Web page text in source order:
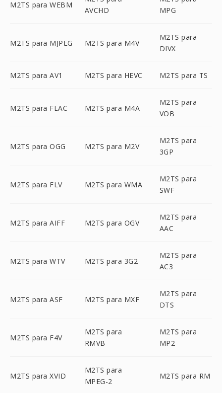
M2TS para WEBM
AVCHD
MPG
M2TS para MJPEG M2TS para M4V
M2TS para
DIVX
M2TS para AV1 M2TS para HEVC M2TS para TS
M2TS para FLAC M2TS para M4A
M2TS para
VOB
M2TS para OGG M2TS para M2V
M2TS para
3GP
M2TS para FLV M2TS para WMA
M2TS para
SWF
M2TS para AIFF M2TS para OGV
M2TS para
AAC
M2TS para WTV M2TS para 3G2
M2TS para
AC3
M2TS para ASF M2TS para MXF
M2TS para
DTS
M2TS para F4V
M2TS para
RMVB
M2TS para
MP2
M2TS para XVID
M2TS para
MPEG-2
M2TS para RM